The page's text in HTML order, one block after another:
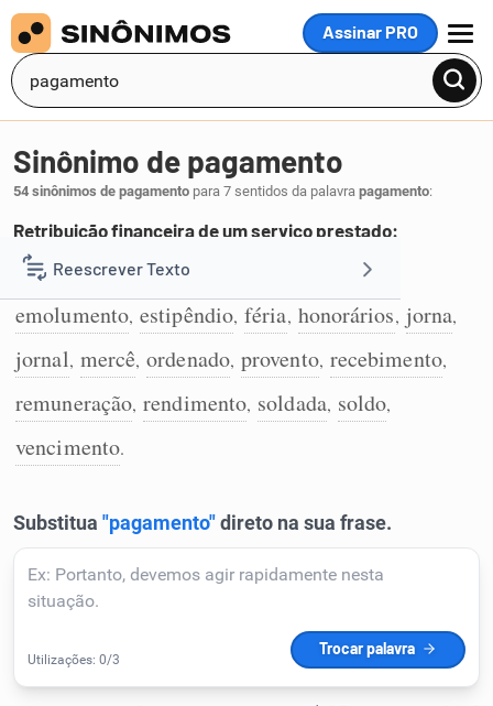
Assinar PRO
MENU
Reescrever Texto
Resumir Texto
Corrigir Texto
Detector de IA
Humanizador de IA
Sinônimo de pagamento
54 sinônimos de pagamento para 7 sentidos da palavra pagamento:
Retribuição financeira de um serviço prestado:
1 paga,diária,pago embolso,
emolumento, estipêndio, féria, honorários, jorna,
jornal, mercê, ordenado, provento, recebimento,
remuneração, rendimento, soldada, soldo,
vencimento.